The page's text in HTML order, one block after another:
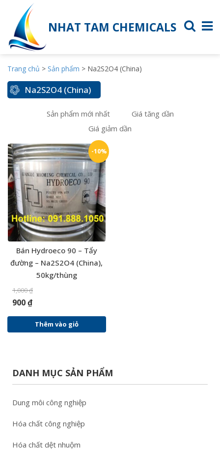
NHAT TAM CHEMICALS
Trang chủ > Sản phẩm > Na2S2O4 (China)
Na2S2O4 (China)
Sản phẩm mới nhất
Giá tăng dần
Giá giảm dần
-10%
Bán Hydroeco 90 – Tẩy
đường – Na2S2O4 (China),
50kg/thùng
1,000₫
900₫
Thêm vào giỏ
DANH MỤC SẢN PHẨM
Dung môi công nghiệp
Hóa chất công nghiệp
Hóa chất dệt nhuộm